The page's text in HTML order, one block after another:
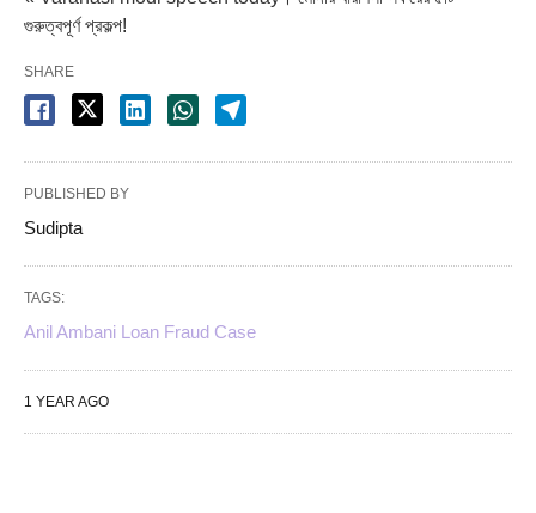
গুরুত্বপূর্ণ প্রকল্প!
SHARE
PUBLISHED BY
Sudipta
TAGS:
Anil Ambani Loan Fraud Case
1 YEAR AGO